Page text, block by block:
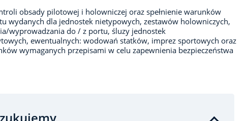
obsady pilotowej i holowniczej oraz spełnienie warunków
wydanych dla jednostek nietypowych, zestawów holowniczych,
wyprowadzania do / z portu, śluzy jednostek
ewentualnych: wodowań statków, imprez sportowych oraz
wymaganych przepisami w celu zapewnienia bezpieczeństwa